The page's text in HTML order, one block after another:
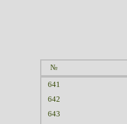
№
641
642
643